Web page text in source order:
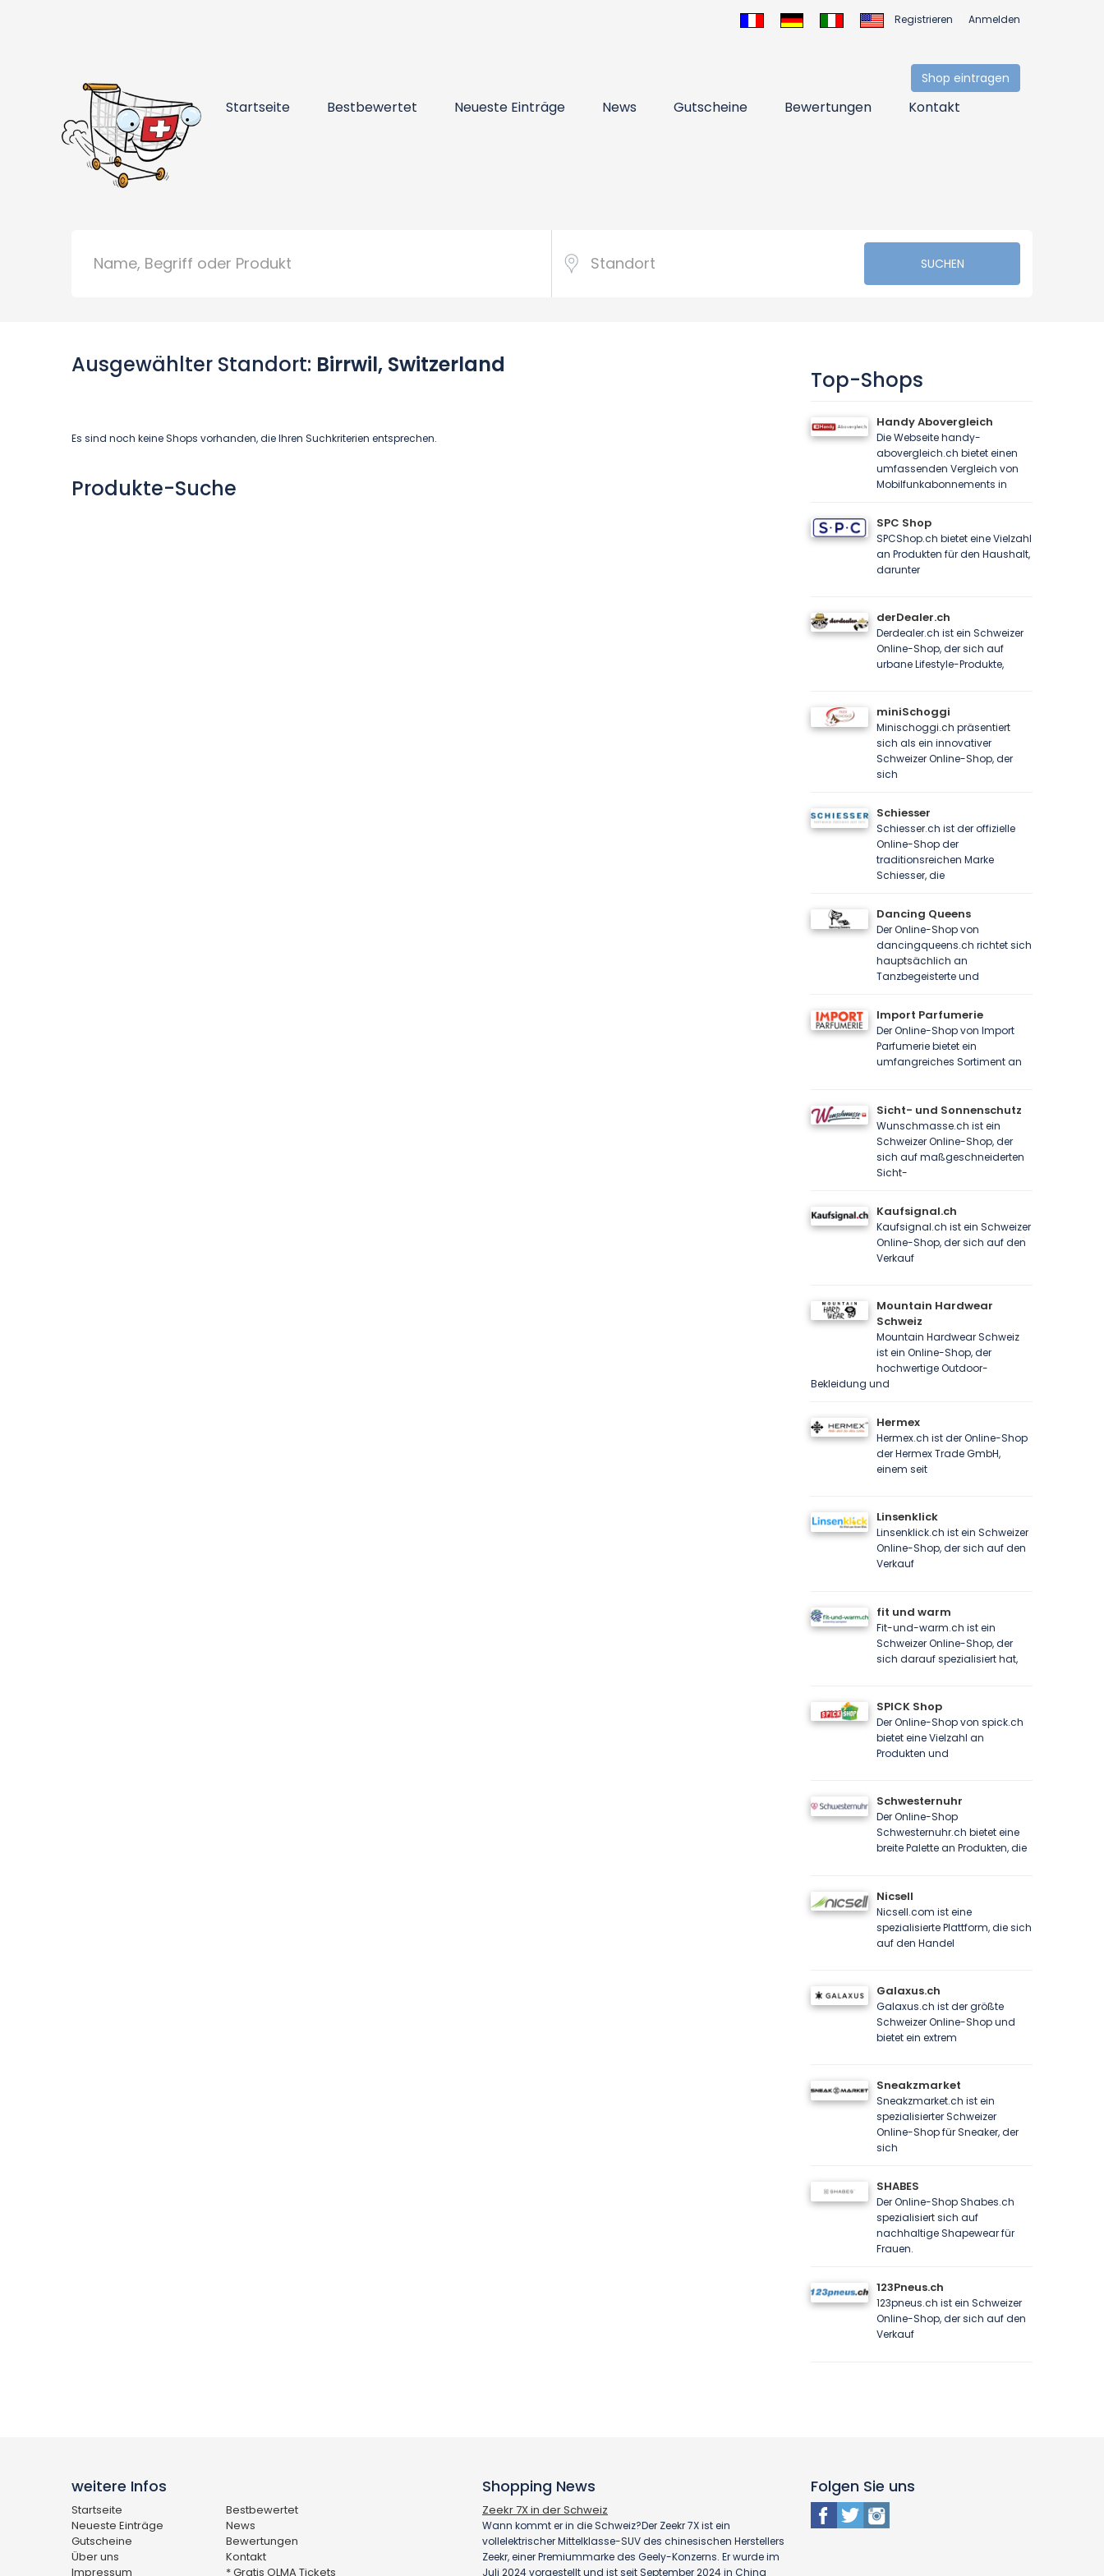
Registrieren Anmelden
Shop eintragen
Startseite Bestbewertet Neueste Einträge News Gutscheine Bewertungen Kontakt
SUCHEN
Ausgewählter Standort: Birrwil, Switzerland
Es sind noch keine Shops vorhanden, die Ihren Suchkriterien entsprechen.
Produkte-Suche
Top-Shops
Handy Abovergleich
Die Webseite handy-
abovergleich.ch bietet einen
umfassenden Vergleich von
Mobilfunkabonnements in
SPC Shop
SPCShop.ch bietet eine Vielzahl
an Produkten für den Haushalt,
darunter
derDealer.ch
Derdealer.ch ist ein Schweizer
Online-Shop, der sich auf
urbane Lifestyle-Produkte,
miniSchoggi
Minischoggi.ch präsentiert
sich als ein innovativer
Schweizer Online-Shop, der
sich
Schiesser
Schiesser.ch ist der offizielle
Online-Shop der
traditionsreichen Marke
Schiesser, die
Dancing Queens
Der Online-Shop von
dancingqueens.ch richtet sich
hauptsächlich an
Tanzbegeisterte und
Import Parfumerie
Der Online-Shop von Import
Parfumerie bietet ein
umfangreiches Sortiment an
Sicht- und Sonnenschutz
Wunschmasse.ch ist ein
Schweizer Online-Shop, der
sich auf maßgeschneiderten
Sicht-
Kaufsignal.ch
Kaufsignal.ch ist ein Schweizer
Online-Shop, der sich auf den
Verkauf
Mountain Hardwear
Schweiz
Mountain Hardwear Schweiz
ist ein Online-Shop, der
hochwertige Outdoor-
Bekleidung und
Hermex
Hermex.ch ist der Online-Shop
der Hermex Trade GmbH,
einem seit
Linsenklick
Linsenklick.ch ist ein Schweizer
Online-Shop, der sich auf den
Verkauf
fit und warm
Fit-und-warm.ch ist ein
Schweizer Online-Shop, der
sich darauf spezialisiert hat,
SPICK Shop
Der Online-Shop von spick.ch
bietet eine Vielzahl an
Produkten und
Schwesternuhr
Der Online-Shop
Schwesternuhr.ch bietet eine
breite Palette an Produkten, die
Nicsell
Nicsell.com ist eine
spezialisierte Plattform, die sich
auf den Handel
Galaxus.ch
Galaxus.ch ist der größte
Schweizer Online-Shop und
bietet ein extrem
Sneakzmarket
Sneakzmarket.ch ist ein
spezialisierter Schweizer
Online-Shop für Sneaker, der
sich
SHABES
Der Online-Shop Shabes.ch
spezialisiert sich auf
nachhaltige Shapewear für
Frauen.
123Pneus.ch
123pneus.ch ist ein Schweizer
Online-Shop, der sich auf den
Verkauf
weitere Infos
Startseite
Bestbewertet
Neueste Einträge
News
Gutscheine
Bewertungen
Über uns
Kontakt
Impressum
* Gratis OLMA Tickets
Shopping News
Zeekr 7X in der Schweiz
Wann kommt er in die Schweiz?Der Zeekr 7X ist ein
vollelektrischer Mittelklasse-SUV des chinesischen Herstellers
Zeekr, einer Premiummarke des Geely-Konzerns. Er wurde im
Juli 2024 vorgestellt und ist seit September 2024 in China
Folgen Sie uns